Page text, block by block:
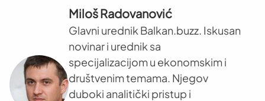
Miloš Radovanović
Glavni urednik Balkan.buzz. Iskusan
novinar i urednik sa
specijalizacijom u ekonomskim i
društvenim temama. Njegov
duboki analitički pristup i